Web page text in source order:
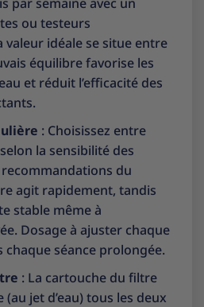
ou testeurs
valeur idéale se situe entre
équilibre favorise les
et réduit l’efficacité des
: Choisissez entre
la sensibilité des
du
agit rapidement, tandis
stable même à
Dosage à ajuster chaque
chaque séance prolongée.
: La cartouche du filtre
jet d’eau) tous les deux